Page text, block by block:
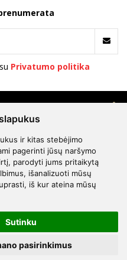
ir kitas stebėjimo
pagerinti jūsų naršymo
parodyti jums pritaikytą
išanalizuoti mūsų
iš kur ateina mūsų
Sutinku
pasirinkimus
Privatumo politika
platinti svetainės turinį be autorių
Skambinti